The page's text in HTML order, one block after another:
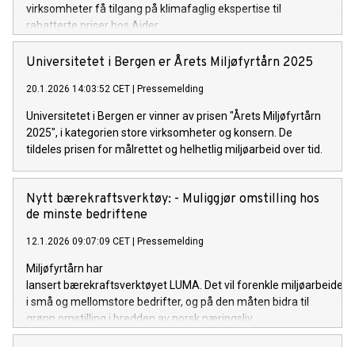
virksomheter få tilgang på klimafaglig ekspertise til
rabatterte priser hos Aider.
Universitetet i Bergen er Årets Miljøfyrtårn 2025
20.1.2026 14:03:52 CET Pressemelding
Universitetet i Bergen er vinner av prisen "Årets Miljøfyrtårn
2025", i kategorien store virksomheter og konsern. De
tildeles prisen for målrettet og helhetlig miljøarbeid over tid.
Nytt bærekraftsverktøy: - Muliggjør omstilling hos
de minste bedriftene
12.1.2026 09:07:09 CET Pressemelding
Miljøfyrtårn har
lansert bærekraftsverktøyet LUMA. Det vil forenkle miljøarbeidet
i små og mellomstore bedrifter, og på den måten bidra til
grønn omstilling i bredden av norsk næringsliv.